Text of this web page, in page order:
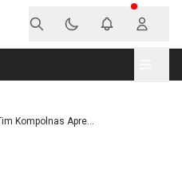
Kompolnas Apre...